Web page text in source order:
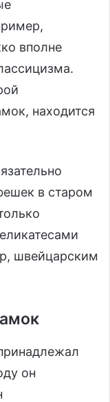
вполне
находится
в старом
швейцарским
он